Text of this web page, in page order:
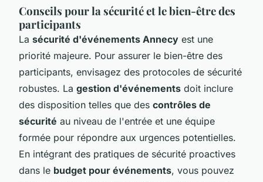
Conseils pour la sécurité et le bien-être des
participants
La sécurité d'événements Annecy est une
priorité majeure. Pour assurer le bien-être des
participants, envisagez des protocoles de sécurité
robustes. La gestion d'événements doit inclure
des disposition telles que des contrôles de
sécurité au niveau de l'entrée et une équipe
formée pour répondre aux urgences potentielles.
En intégrant des pratiques de sécurité proactives
dans le budget pour événements, vous pouvez